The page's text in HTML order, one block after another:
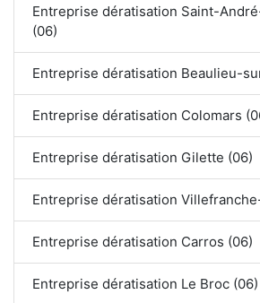
Entreprise dératisation Saint-
(06)
Entreprise dératisation Beaulieu-
Entreprise dératisation Colomars
Entreprise dératisation Gilette (06)
Entreprise dératisation
Entreprise dératisation Carros (06)
Entreprise dératisation Le Broc (06)